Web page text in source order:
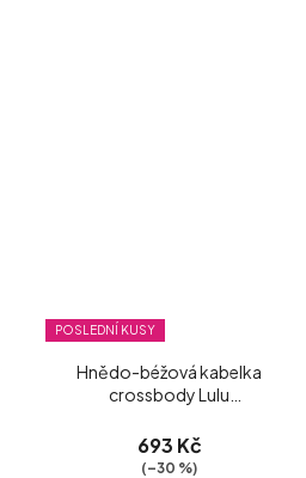
POSLEDNÍ KUSY
Hnědo-béžová kabelka
crossbody Lulu
693 Kč
(–30 %)